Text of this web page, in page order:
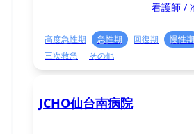
看護師 /
高度急性期 急性期 回復期 慢性期
三次救急
その他
JCHO仙台南病院